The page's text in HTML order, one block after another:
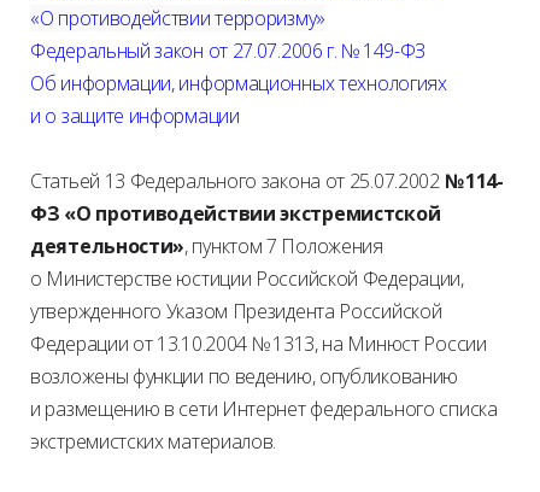
«О противодействии терроризму»
Федеральный закон от 27.07.2006 г. № 149-ФЗ
Об информации, информационных технологиях
и о защите информации
Статьей 13 Федерального закона от 25.07.2002 № 114-
ФЗ «О противодействии экстремистской
деятельности», пунктом 7 Положения
о Министерстве юстиции Российской Федерации,
утвержденного Указом Президента Российской
Федерации от 13.10.2004 № 1313, на Минюст России
возложены функции по ведению, опубликованию
и размещению в сети Интернет федерального списка
экстремистских материалов.